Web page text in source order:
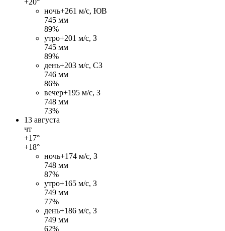
ночь+261 м/c, ЮВ
745 мм
89%
утро+201 м/c, З
745 мм
89%
день+203 м/c, СЗ
746 мм
86%
вечер+195 м/c, З
748 мм
73%
13 августа
чт
+17°
+18°
ночь+174 м/c, З
748 мм
87%
утро+165 м/c, З
749 мм
77%
день+186 м/c, З
749 мм
62%